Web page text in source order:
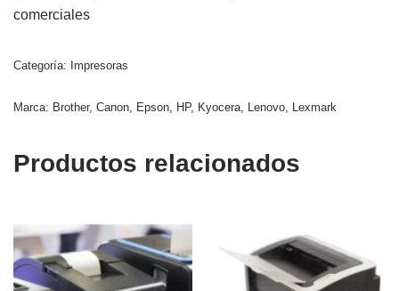
comerciales
Categoría: Impresoras
Marca: Brother, Canon, Epson, HP, Kyocera, Lenovo, Lexmark
Productos relacionados